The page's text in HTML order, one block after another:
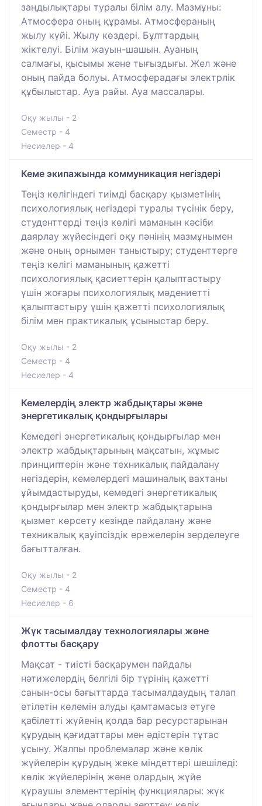
заңдылықтары туралы білім алу. Мазмұны:
Атмосфера оның құрамы. Атмосфераның
жылу күйі. Жылу көздері. Бұлттардың
жіктелуі. Білім жауын-шашын. Ауаның
салмағы, қысымы және тығыздығы. Жел және
оның пайда болуы. Атмосферадағы электрлік
құбылыстар. Ауа райы. Ауа массалары.
Оқу жылы - 2
Семестр - 4
Несиелер - 4
Кеме экипажында коммуникация негіздері
Теңіз көлігіндегі тиімді басқару қызметінің
психологиялық негіздері туралы түсінік беру,
студенттерді теңіз көлігі маманын кәсіби
даярлау жүйесіндегі оқу пәнінің мазмұнымен
және оның орнымен таныстыру; студенттерге
теңіз көлігі маманының қажетті
психологиялық қасиеттерін қалыптастыру
үшін жоғары психологиялық мәдениетті
қалыптастыру үшін қажетті психологиялық
білім мен практикалық ұсыныстар беру.
Оқу жылы - 2
Семестр - 4
Несиелер - 4
Кемелердің электр жабдықтары және
энергетикалық қондырғылары
Кемедегі энергетикалық қондырғылар мен
электр жабдықтарының мақсатын, жұмыс
принциптерін және техникалық пайдалану
негіздерін, кемелердегі машиналық вахтаны
ұйымдастыруды, кемедегі энергетикалық
қондырғылар мен электр жабдықтарына
қызмет көрсету кезінде пайдалану және
техникалық қауіпсіздік ережелерін зерделеуге
бағытталған.
Оқу жылы - 2
Семестр - 4
Несиелер - 6
Жүк тасымалдау технологиялары және
флотты басқару
Мақсат - тиісті басқарумен пайдалы
нәтижелердің белгілі бір түрінің қажетті
санын-осы бағыттарда тасымалдаудың талап
етілетін көлемін алуды қамтамасыз етуге
қабілетті жүйенің қолда бар ресурстарынан
құрудың қағидаттары мен әдістерін тұтас
ұсыну. Жалпы проблемалар және көлік
жүйелерін құрудың жеке міндеттері шешіледі:
көлік жүйелерінің және олардың жүйе
құраушы элементтерінің функциялары: жүк